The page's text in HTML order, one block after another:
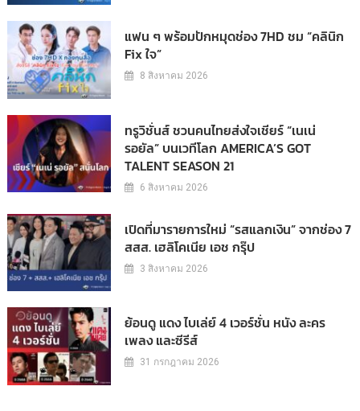
แฟน ๆ พร้อมปักหมุดช่อง 7HD ชม “คลินิก
Fix ใจ”
8 สิงหาคม 2026
ทรูวิชั่นส์ ชวนคนไทยส่งใจเชียร์ “เนเน่
รอยัล” บนเวทีโลก AMERICA’S GOT
TALENT SEASON 21
6 สิงหาคม 2026
เปิดที่มารายการใหม่ “รสแลกเงิน” จากช่อง 7
สสส. เฮลิโคเนีย เอช กรุ๊ป
3 สิงหาคม 2026
ย้อนดู แดง ไบเล่ย์ 4 เวอร์ชั่น หนัง ละคร
เพลง และซีรีส์
31 กรกฎาคม 2026